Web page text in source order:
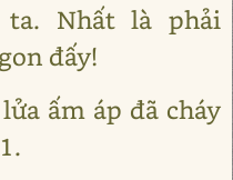
Nhất là phải
đấy!
ấm áp đã cháy